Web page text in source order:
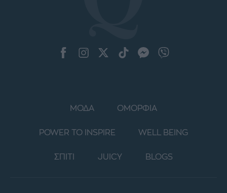
ΜΟΔΑ ΟΜΟΡΦΙΑ
POWER TO INSPIRE WELL BEING
ΣΠΙΤΙ JUICY BLOGS